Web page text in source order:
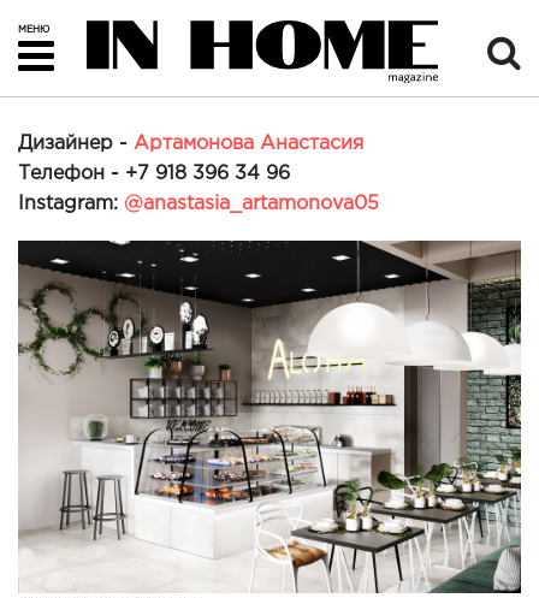
МЕНЮ
Дизайнер - Артамонова Анастасия
Телефон - +7 918 396 34 96
Instagram: @anastasia_artamonova05